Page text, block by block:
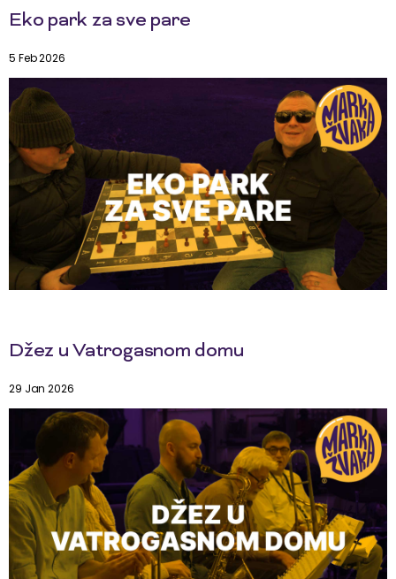
Eko park za sve pare
5 Feb 2026
Džez u Vatrogasnom domu
29 Jan 2026